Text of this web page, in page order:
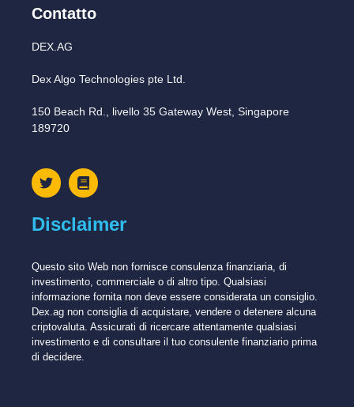
Contatto
DEX.AG
Dex Algo Technologies pte Ltd.
150 Beach Rd., livello 35 Gateway West, Singapore
189720
Disclaimer
Questo sito Web non fornisce consulenza finanziaria, di
investimento, commerciale o di altro tipo. Qualsiasi
informazione fornita non deve essere considerata un consiglio.
Dex.ag non consiglia di acquistare, vendere o detenere alcuna
criptovaluta. Assicurati di ricercare attentamente qualsiasi
investimento e di consultare il tuo consulente finanziario prima
di decidere.